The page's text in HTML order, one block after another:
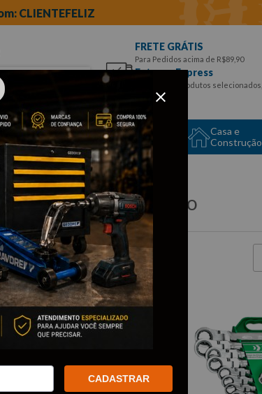
CLIENTEFELIZ
FRETE GRÁTIS
Para Pedidos acima de R$89,90
Entrega Express
para CEPS e produtos selecionados,
Aproveite!
Especiais
Equipamento
Auto Center
Casa e
Construção
até 20% de desconto
CADASTRAR